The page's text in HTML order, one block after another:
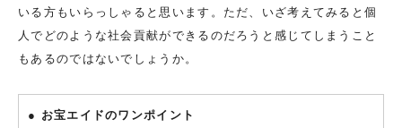
いる方もいらっしゃると思います。ただ、いざ考えてみると個
人でどのような社会貢献ができるのだろうと感じてしまうこと
もあるのではないでしょうか。
● お宝エイドのワンポイント